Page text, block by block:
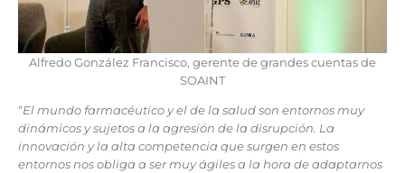
Alfredo González Francisco, gerente de grandes cuentas de
SOAINT
“El mundo farmacéutico y el de la salud son entornos muy
dinámicos y sujetos a la agresión de la disrupción. La
innovación y la alta competencia que surgen en estos
entornos nos obliga a ser muy ágiles a la hora de adaptarnos